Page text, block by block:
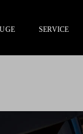
SERVICE